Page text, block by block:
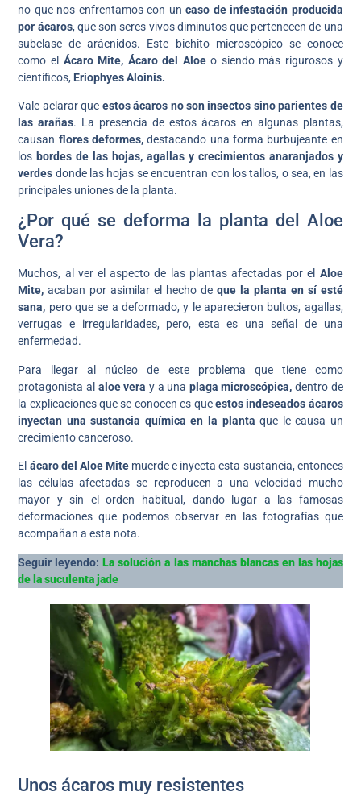
no que nos enfrentamos con uncaso de infestación producida
por ácaros, que son seres vivos diminutos que pertenecen de una
subclase de arácnidos. Este bichito microscópico se conoce
como el Ácaro Mite, Ácaro del Aloeo siendo más rigurosos y
científicos, Eriophyes Aloinis.
Vale aclarar que estos ácaros no son insectos sino parientes de
las arañas. La presencia de estos ácaros en algunas plantas,
causan flores deformes, destacando una forma burbujeante en
los bordes de las hojas, agallas y crecimientos anaranjados y
verdes donde las hojas se encuentran con los tallos, o sea, en las
principales uniones de la planta.
¿Por qué se deforma la planta del Aloe
Vera?
Muchos, al ver el aspecto de las plantas afectadas por el Aloe
Mite,acaban por asimilar el hecho de que la planta en sí esté
sana, pero que se a deformado, y le aparecieron bultos, agallas,
verrugas e irregularidades, pero, esta es una señal de una
enfermedad.
Para llegar al núcleo de este problema que tiene como
protagonista al aloe vera y a una plaga microscópica, dentro de
la explicaciones que se conocen es queestos indeseados ácaros
inyectan una sustancia química en la planta que le causa un
crecimiento canceroso.
El ácaro del Aloe Mitemuerde e inyecta esta sustancia, entonces
las células afectadas se reproducen a una velocidad mucho
mayor y sin el orden habitual, dando lugar a las famosas
deformaciones que podemos observar en las fotografías que
acompañan a esta nota.
Seguir leyendo:La solución a las manchas blancas en las hojas
de la suculenta jade
Unos ácaros muy resistentes